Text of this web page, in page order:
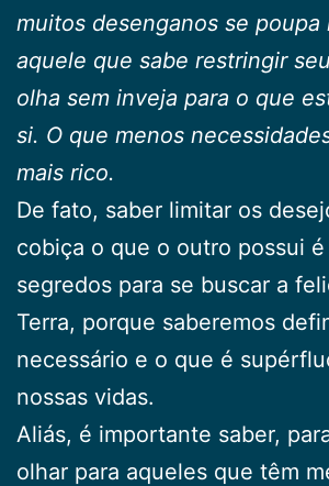
muitos desenganos se poupa
aquele que sabe restringir
olha sem inveja para o que
si. O que menos
mais rico.
De fato, saber limitar os
cobiça o que o outro possui
segredos para se buscar a
Terra, porque saberemos
necessário e o que é
nossas vidas.
Aliás, é importante saber,
olhar para aqueles que têm